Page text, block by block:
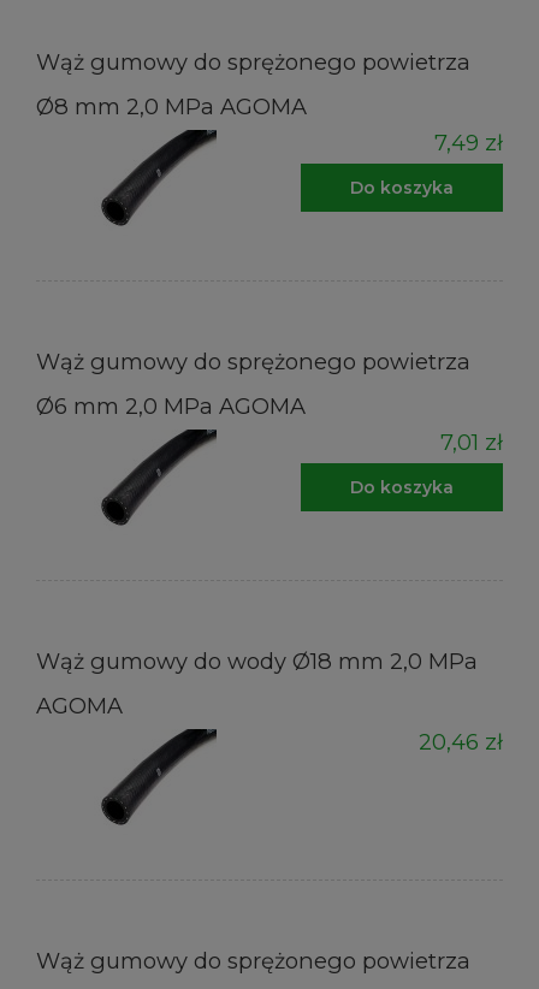
Wąż gumowy do sprężonego powietrza
Ø8 mm 2,0 MPa AGOMA
7,49 zł
Do koszyka
Wąż gumowy do sprężonego powietrza
Ø6 mm 2,0 MPa AGOMA
7,01 zł
Do koszyka
Wąż gumowy do wody Ø18 mm 2,0 MPa
AGOMA
20,46 zł
Wąż gumowy do sprężonego powietrza